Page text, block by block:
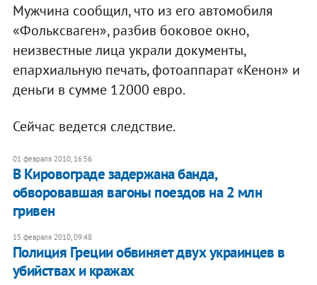
Мужчина сообщил, что из его автомобиля
«Фольксваген», разбив боковое окно,
неизвестные лица украли документы,
епархиальную печать, фотоаппарат «Кенон» и
деньги в сумме 12000 евро.
Сейчас ведется следствие.
01 февраля 2010, 16:56
В Кировограде задержана банда,
обворовавшая вагоны поездов на 2 млн
гривен
15 февраля 2010, 09:48
Полиция Греции обвиняет двух украинцев в
убийствах и кражах